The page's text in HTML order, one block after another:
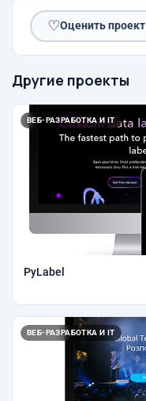
♡Оценить проект
Другие проекты
ВЕБ-РАЗРАБОТКА И IT
PyLabel
ВЕБ-РАЗРАБОТКА И IT